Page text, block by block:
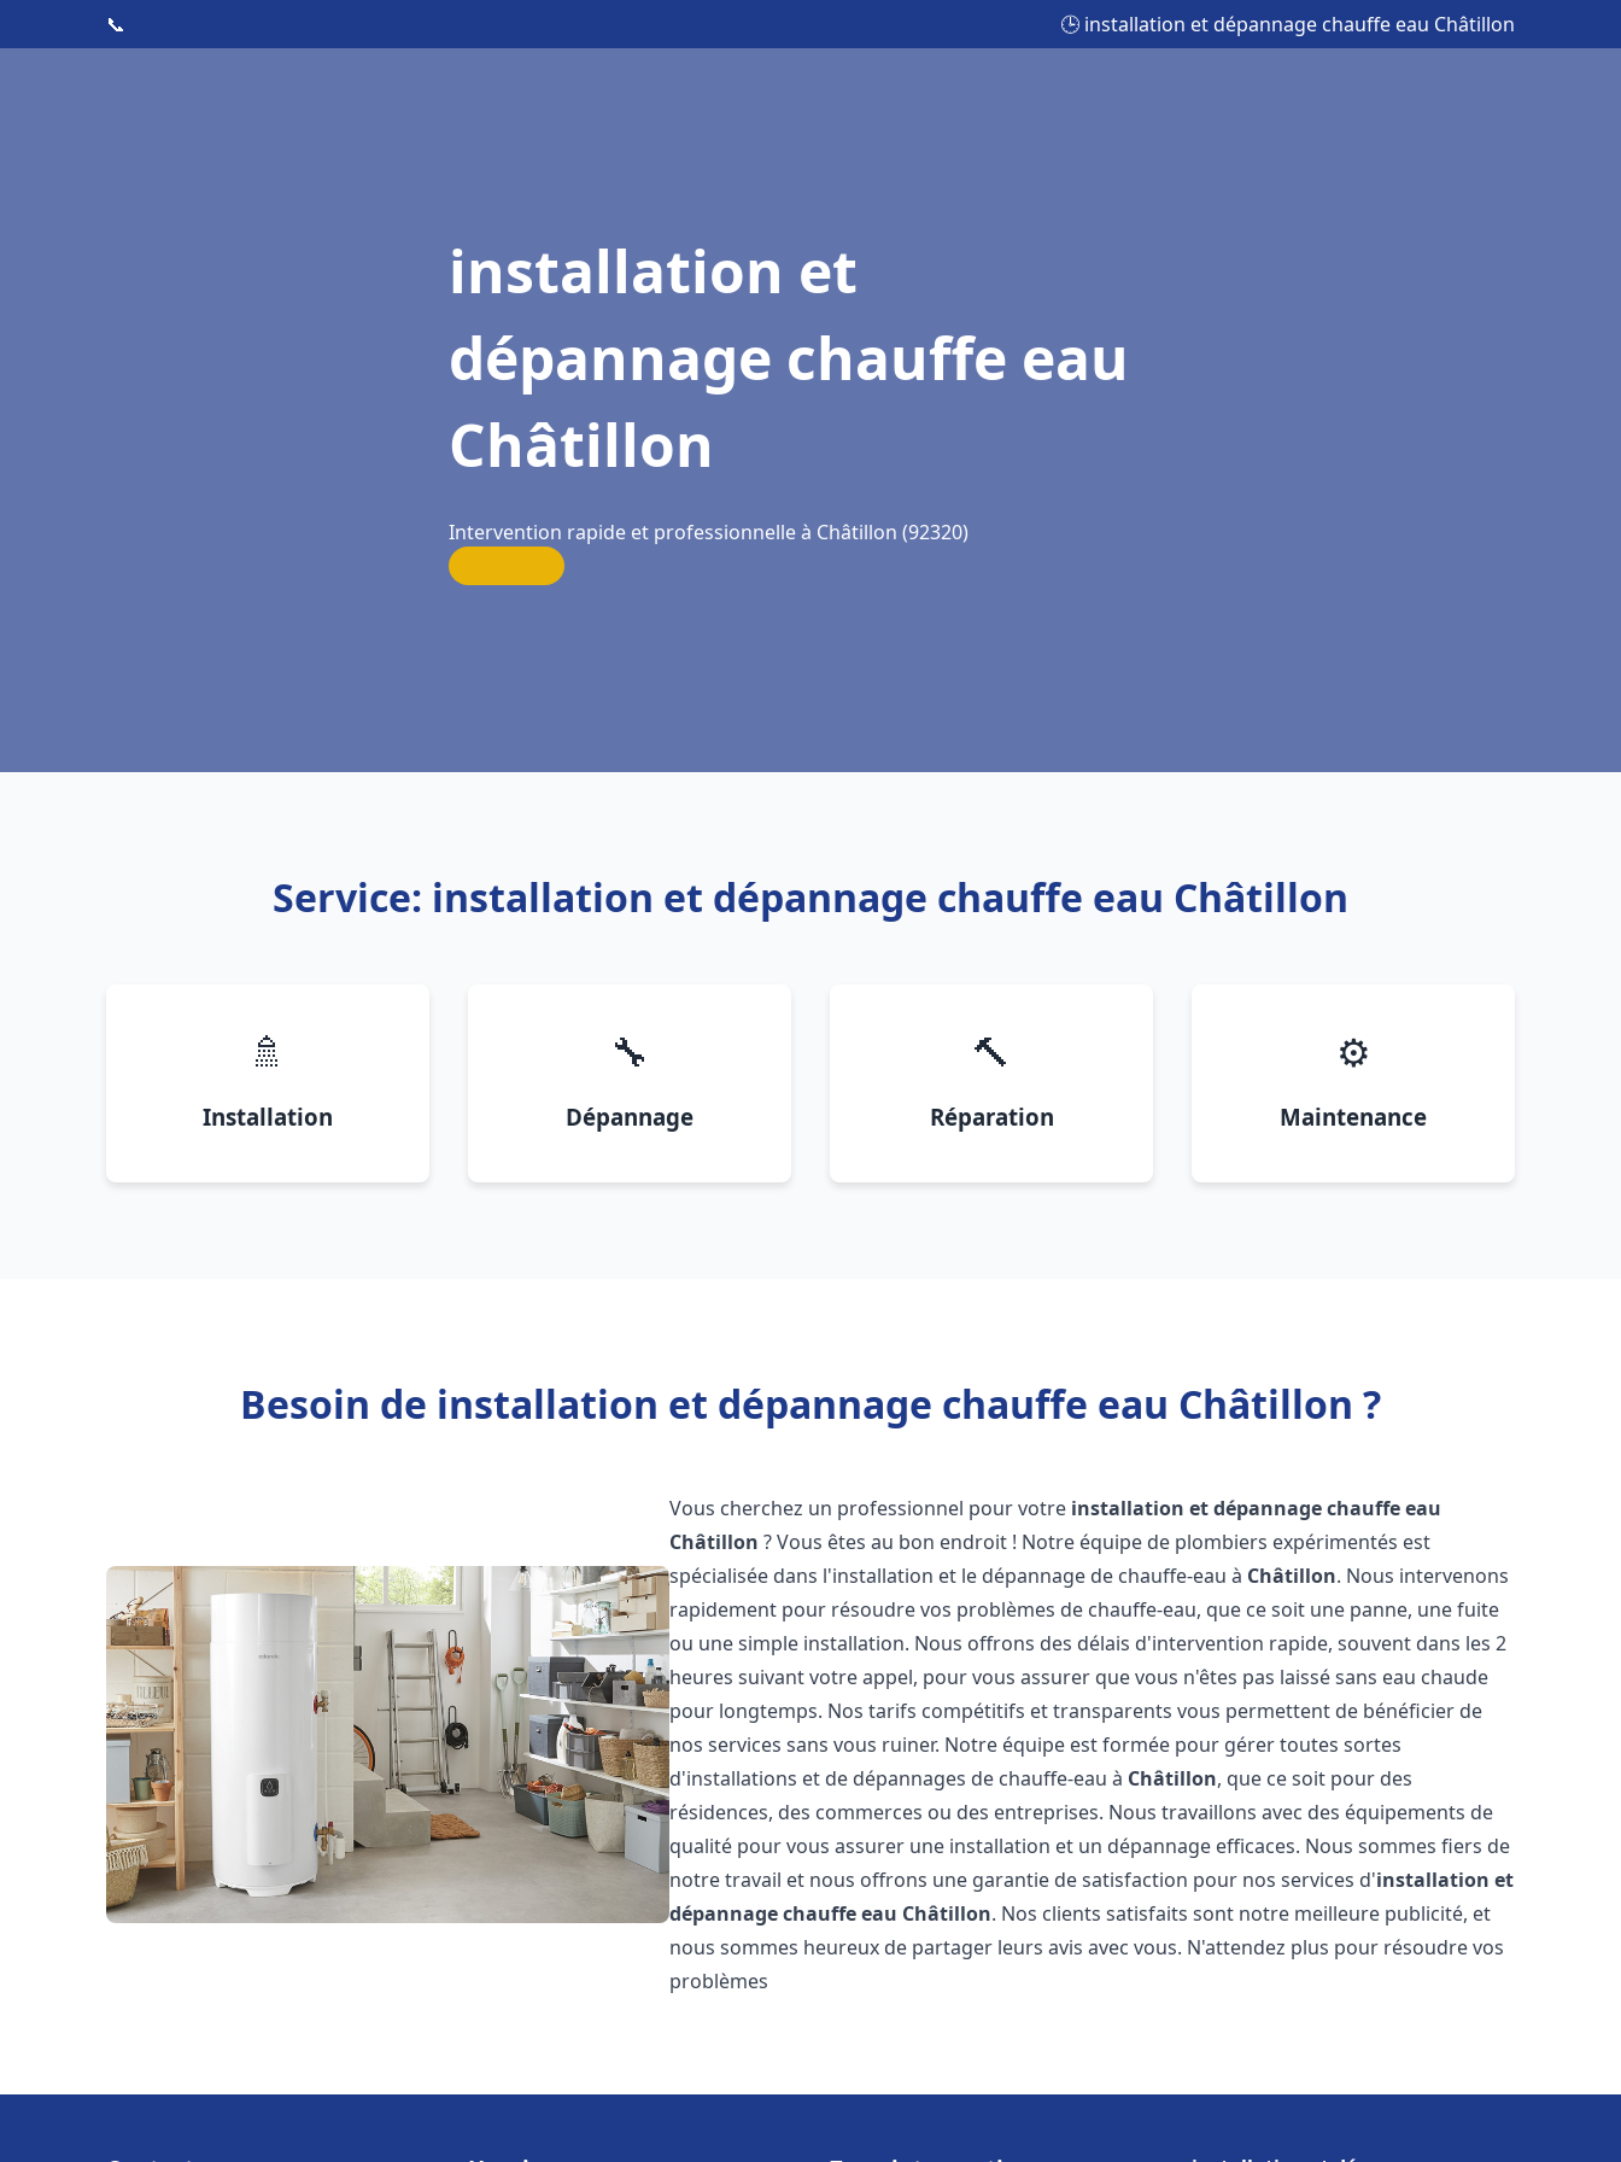
📞 🕒 installation et dépannage chauffe eau Châtillon
installation et
dépannage chauffe eau
Châtillon
Intervention rapide et professionnelle à Châtillon (92320)
Service: installation et dépannage chauffe eau Châtillon
🚿
Installation
🔧
Dépannage
🔨
Réparation
⚙️
Maintenance
Besoin de installation et dépannage chauffe eau Châtillon ?
Vous cherchez un professionnel pour votre installation et dépannage chauffe eau
Châtillon ? Vous êtes au bon endroit ! Notre équipe de plombiers expérimentés est
spécialisée dans l'installation et le dépannage de chauffe-eau à Châtillon. Nous intervenons
rapidement pour résoudre vos problèmes de chauffe-eau, que ce soit une panne, une fuite
ou une simple installation. Nous offrons des délais d'intervention rapide, souvent dans les 2
heures suivant votre appel, pour vous assurer que vous n'êtes pas laissé sans eau chaude
pour longtemps. Nos tarifs compétitifs et transparents vous permettent de bénéficier de
nos services sans vous ruiner. Notre équipe est formée pour gérer toutes sortes
d'installations et de dépannages de chauffe-eau à Châtillon, que ce soit pour des
résidences, des commerces ou des entreprises. Nous travaillons avec des équipements de
qualité pour vous assurer une installation et un dépannage efficaces. Nous sommes fiers de
notre travail et nous offrons une garantie de satisfaction pour nos services d'installation et
dépannage chauffe eau Châtillon. Nos clients satisfaits sont notre meilleure publicité, et
nous sommes heureux de partager leurs avis avec vous. N'attendez plus pour résoudre vos
problèmes